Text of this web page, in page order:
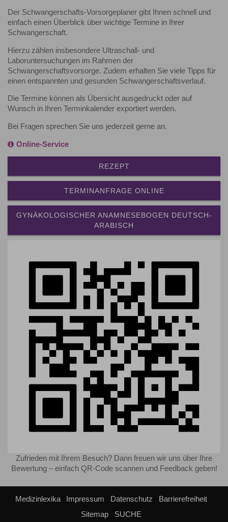
Der Schwangerschafts-Vorsorgeplaner gibt Ihnen schnell und
einfach einen Überblick über wichtige Termine in Ihrer
Schwangerschaft.
Hierzu zählen insbesondere Ultraschall- und
Laboruntersuchungen im Rahmen der
Schwangerschaftsvorsorge. Zudem erhalten Sie viele Tipps für
einen entspannten und gesunden Schwangerschaftsverlauf.
Die Termine können als Übersicht ausgedruckt oder auf
Wunsch in Ihren Terminkalender exportiert werden.
Bei Fragen sprechen Sie uns jederzeit gerne an.
Online-Service
REZEPT
TERMINANFRAGE ONLINE
GYNÄKOLOGISCHER ANAMNESEBOGEN DEUTSCH-
ARABISCH
Zufrieden mit Ihrem Besuch? Dann freuen wir uns über Ihre
Bewertung – einfach QR-Code scannen und Feedback geben!
Medizinlexika Impressum Datenschutz
Barrierefreiheit
Sitemap
SUCHE